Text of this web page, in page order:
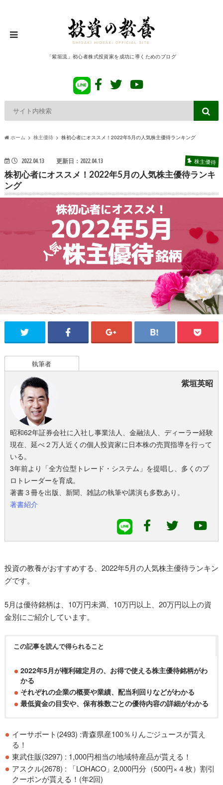
「紫垣流」初心者株式投資家を成功に導くためのブログ
ホーム 株主優待 株初心者にオススメ！2022年5月の人気株主優待ランキング
2022.04.13 更新日：2022.04.13 株主優待
株初心者にオススメ！2022年5月の人気株主優待ランキ
ング
執筆者
紫垣英昭
昭和62年証券会社に入社し事業法人、金融法人、ディーラー経験
現在、延べ２万人近くの個人投資家に日本株の売買指導を行って
いる。
3年前より「全方位型トレード・システム」を提唱し、多くのプ
ロトレーダーを育成。
著書３冊を出版、新聞、雑誌の執筆や講演も多数あり。
著書紹介
投資の教養がおすすめする、2022年5月の人気株主優待ランキン
グです。
5月は優待銘柄は、10万円未満、10万円以上、20万円以上の資
金別にご紹介しています。
この記事を読んで得られること
2022年5月が権利確定月の、お得で使える株主優待銘柄がわ
かる
それぞれの企業の概要や業績、配当利回りなどがわかる
最低資金の目安や、保有株数ごとの優待内容の詳細がわかる
イーサポート(2493) :青森県産100％りんごジュースが貰え
る！
東武住販(3297) : 1,000円相当の地域特産品が貰える！
アスクル(2678) : 「LOHACO」2,000円分（500円×４枚）割引
クーポンが貰える！(年2回)